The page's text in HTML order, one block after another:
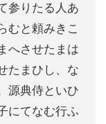
参りたる人あ
むと頼みきこ
へさせたまは
たまひし、な
源典侍といひ
にてなむ行ふ